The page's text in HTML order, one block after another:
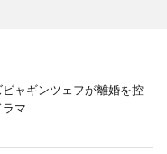
ャギンツェフが離婚を控
マ